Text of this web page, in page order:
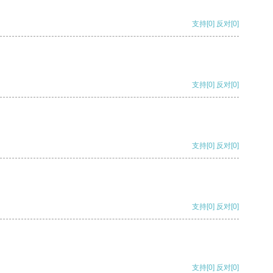
支持[0] 反对[0]
支持[0] 反对[0]
支持[0] 反对[0]
支持[0] 反对[0]
支持[0] 反对[0]